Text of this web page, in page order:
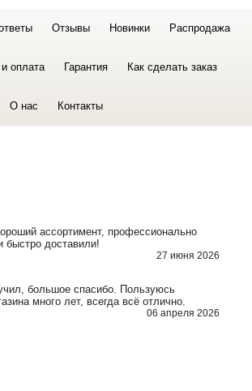
Отзывы Новинки Распродажа
оплата Гарантия Как сделать заказ
О нас Контакты
ассортимент, профессионально
быстро доставили!
27 июня 2026
большое спасибо. Пользуюсь
много лет, всегда всё отлично.
06 апреля 2026